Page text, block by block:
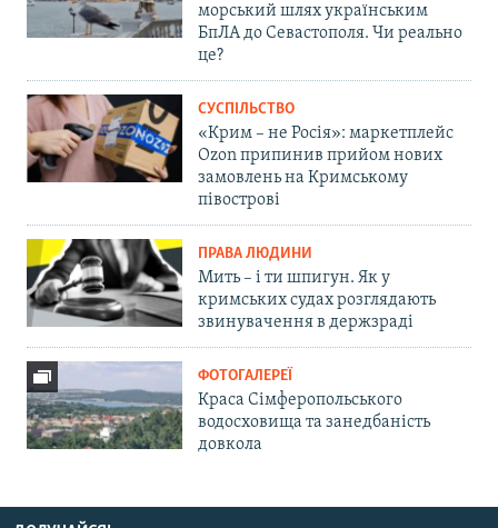
морський шлях українським
БпЛА до Севастополя. Чи реально
це?
СУСПІЛЬСТВО
«Крим – не Росія»: маркетплейс
Ozon припинив прийом нових
замовлень на Кримському
півострові
ПРАВА ЛЮДИНИ
Мить – і ти шпигун. Як у
кримських судах розглядають
звинувачення в держзраді
ФОТОГАЛЕРЕЇ
Краса Сімферопольського
водосховища та занедбаність
довкола